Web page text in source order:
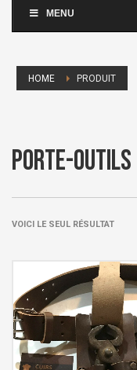
MENU
HOME PRODUIT
porte-outils
VOICI LE SEUL RÉSULTAT